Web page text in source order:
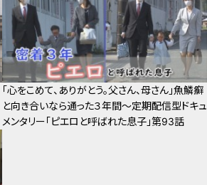
「心をこめて、ありがとう。父さん、母さん」魚鱗癬
と向き合いなら通った３年間～定期配信型ドキュ
メンタリー「ピエロと呼ばれた息子」第93話